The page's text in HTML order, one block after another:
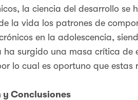
la ciencia del desarrollo
la vida los patrones de
en la adolescencia,
surgido una masa crítica de
lo cual es oportuno que
y Conclusiones